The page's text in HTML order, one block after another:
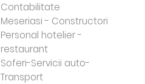
Contabilitate
Meseriasi - Constructori
Personal hotelier -
restaurant
Soferi-Servicii auto-
Transport